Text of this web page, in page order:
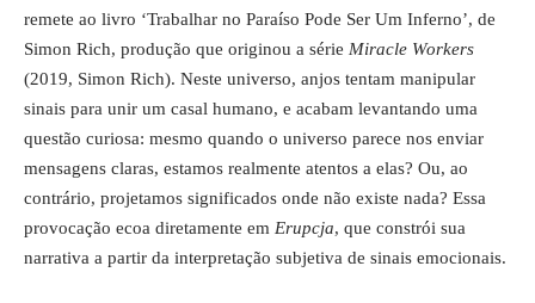
remete ao livro ‘Trabalhar no Paraíso Pode Ser Um Inferno’, de
Simon Rich, produção que originou a série Miracle Workers
(2019, Simon Rich). Neste universo, anjos tentam manipular
sinais para unir um casal humano, e acabam levantando uma
questão curiosa: mesmo quando o universo parece nos enviar
mensagens claras, estamos realmente atentos a elas? Ou, ao
contrário, projetamos significados onde não existe nada? Essa
provocação ecoa diretamente em Erupcja, que constrói sua
narrativa a partir da interpretação subjetiva de sinais emocionais.